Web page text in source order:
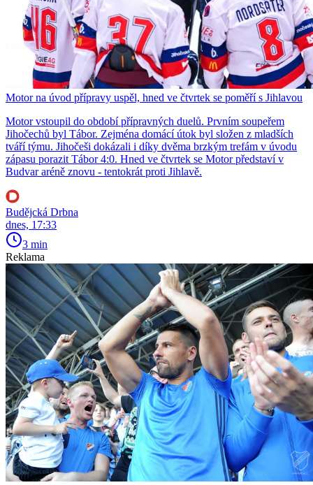
Motor na úvod přípravy uspěl, hned ve čtvrtek se poměří s Jihlavou
Motor vstoupil do období přípravných duelů. Prvním soupeřem
Jihočechů byl Tábor. Zejména domácí útok byl složen z mladších
tváří týmu. Jihočeši dokázali i díky dvěma brzkým trefám v úvodu
zápasu porazit Tábor 4:0. Hned ve čtvrtek se Motor představí v
Budvar aréně znovu - tentokrát proti Jihlavě.
Budějcká Drbna
dnes, 17:33
3 min
Reklama